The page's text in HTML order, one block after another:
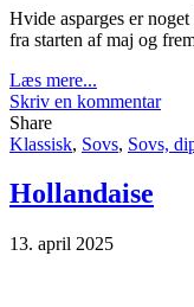
Hvide asparges er
fra starten af maj og
Læs mere...
Skriv en kommentar
Share
Klassisk, Sovs, Sovs,
Hollandaise
13. april 2025